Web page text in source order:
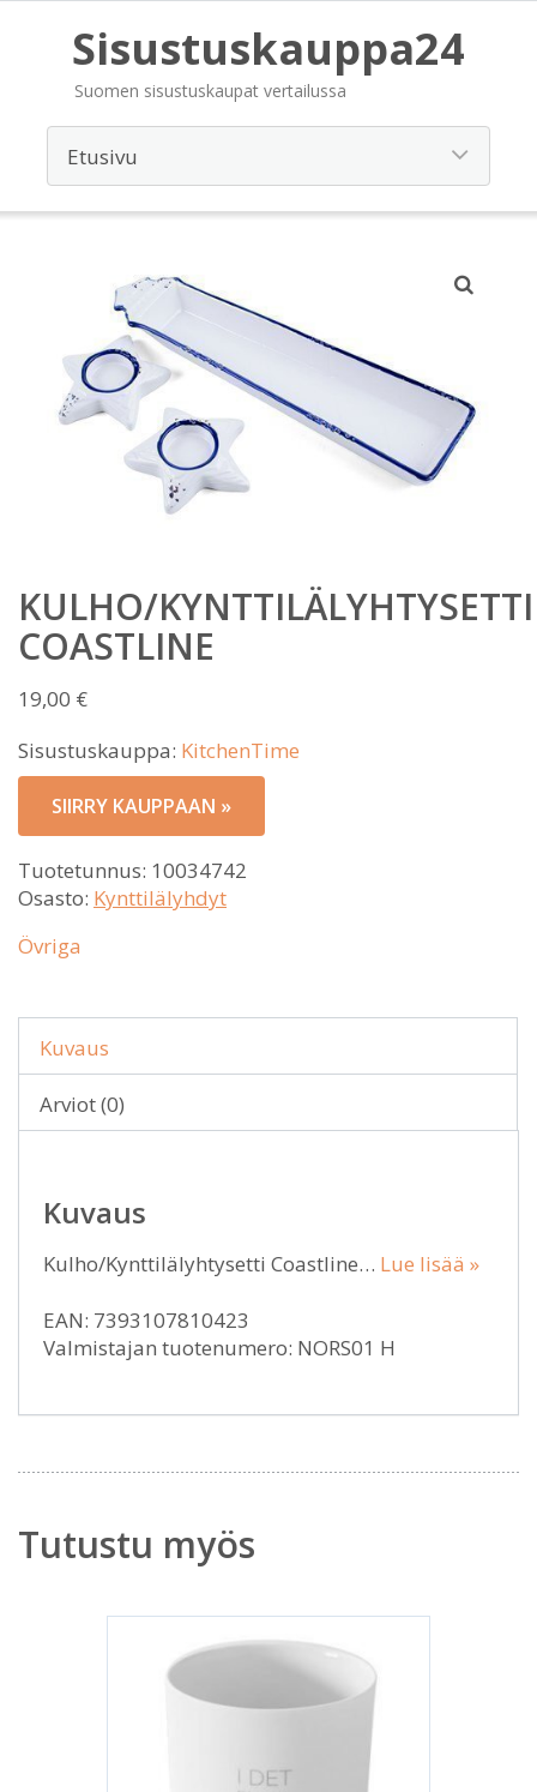
Sisustuskauppa24
Suomen sisustuskaupat vertailussa
KULHO/KYNTTILÄLYHTYSETTI
COASTLINE
19,00 €
Sisustuskauppa: KitchenTime
SIIRRY KAUPPAAN »
Tuotetunnus: 10034742
Osasto: Kynttilälyhdyt
Övriga
Kuvaus
Arviot (0)
Kuvaus
Kulho/Kynttilälyhtysetti Coastline… Lue lisää »
EAN: 7393107810423
Valmistajan tuotenumero: NORS01 H
Tutustu myös